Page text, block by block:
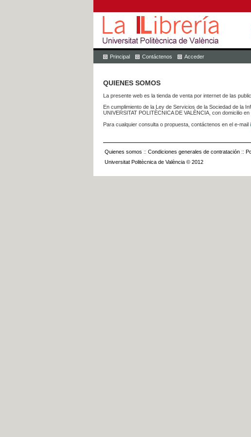
Principal Contáctenos Acceder
QUIENES SOMOS
La presente web es la tienda de venta por internet de las
En cumplimiento de la Ley de Servicios de la Sociedad de la
UNIVERSITAT POLITÈCNICA DE VALÈNCIA, con domicilio
Para cualquier consulta o propuesta, contáctenos en el e-mail
Quienes somos :: Condiciones generales de contratación ::
Universitat Politècnica de València © 2012